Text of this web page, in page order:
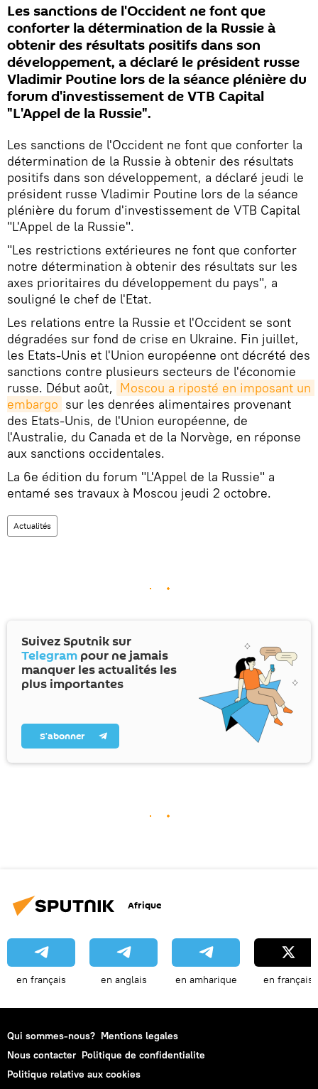
Les sanctions de l'Occident ne font que
conforter la détermination de la Russie à
obtenir des résultats positifs dans son
développement, a déclaré le président russe
Vladimir Poutine lors de la séance plénière du
forum d'investissement de VTB Capital
"L'Appel de la Russie".
Les sanctions de l'Occident ne font que conforter la
détermination de la Russie à obtenir des résultats
positifs dans son développement, a déclaré jeudi le
président russe Vladimir Poutine lors de la séance
plénière du forum d'investissement de VTB Capital
"L'Appel de la Russie".
"Les restrictions extérieures ne font que conforter
notre détermination à obtenir des résultats sur les
axes prioritaires du développement du pays", a
souligné le chef de l'Etat.
Les relations entre la Russie et l'Occident se sont
dégradées sur fond de crise en Ukraine. Fin juillet,
les Etats-Unis et l'Union européenne ont décrété des
sanctions contre plusieurs secteurs de l'économie
russe. Début août, Moscou a riposté en imposant un
embargo sur les denrées alimentaires provenant
des Etats-Unis, de l'Union européenne, de
l'Australie, du Canada et de la Norvège, en réponse
aux sanctions occidentales.
La 6e édition du forum "L'Appel de la Russie" a
entamé ses travaux à Moscou jeudi 2 octobre.
Actualités
Suivez Sputnik sur
Telegram pour ne jamais
manquer les actualités les
plus importantes
S’abonner
Afrique
en français en anglais en amharique en français
Qui sommes-nous? Mentions legales
Nous contacter Politique de confidentialite
Politique relative aux cookies